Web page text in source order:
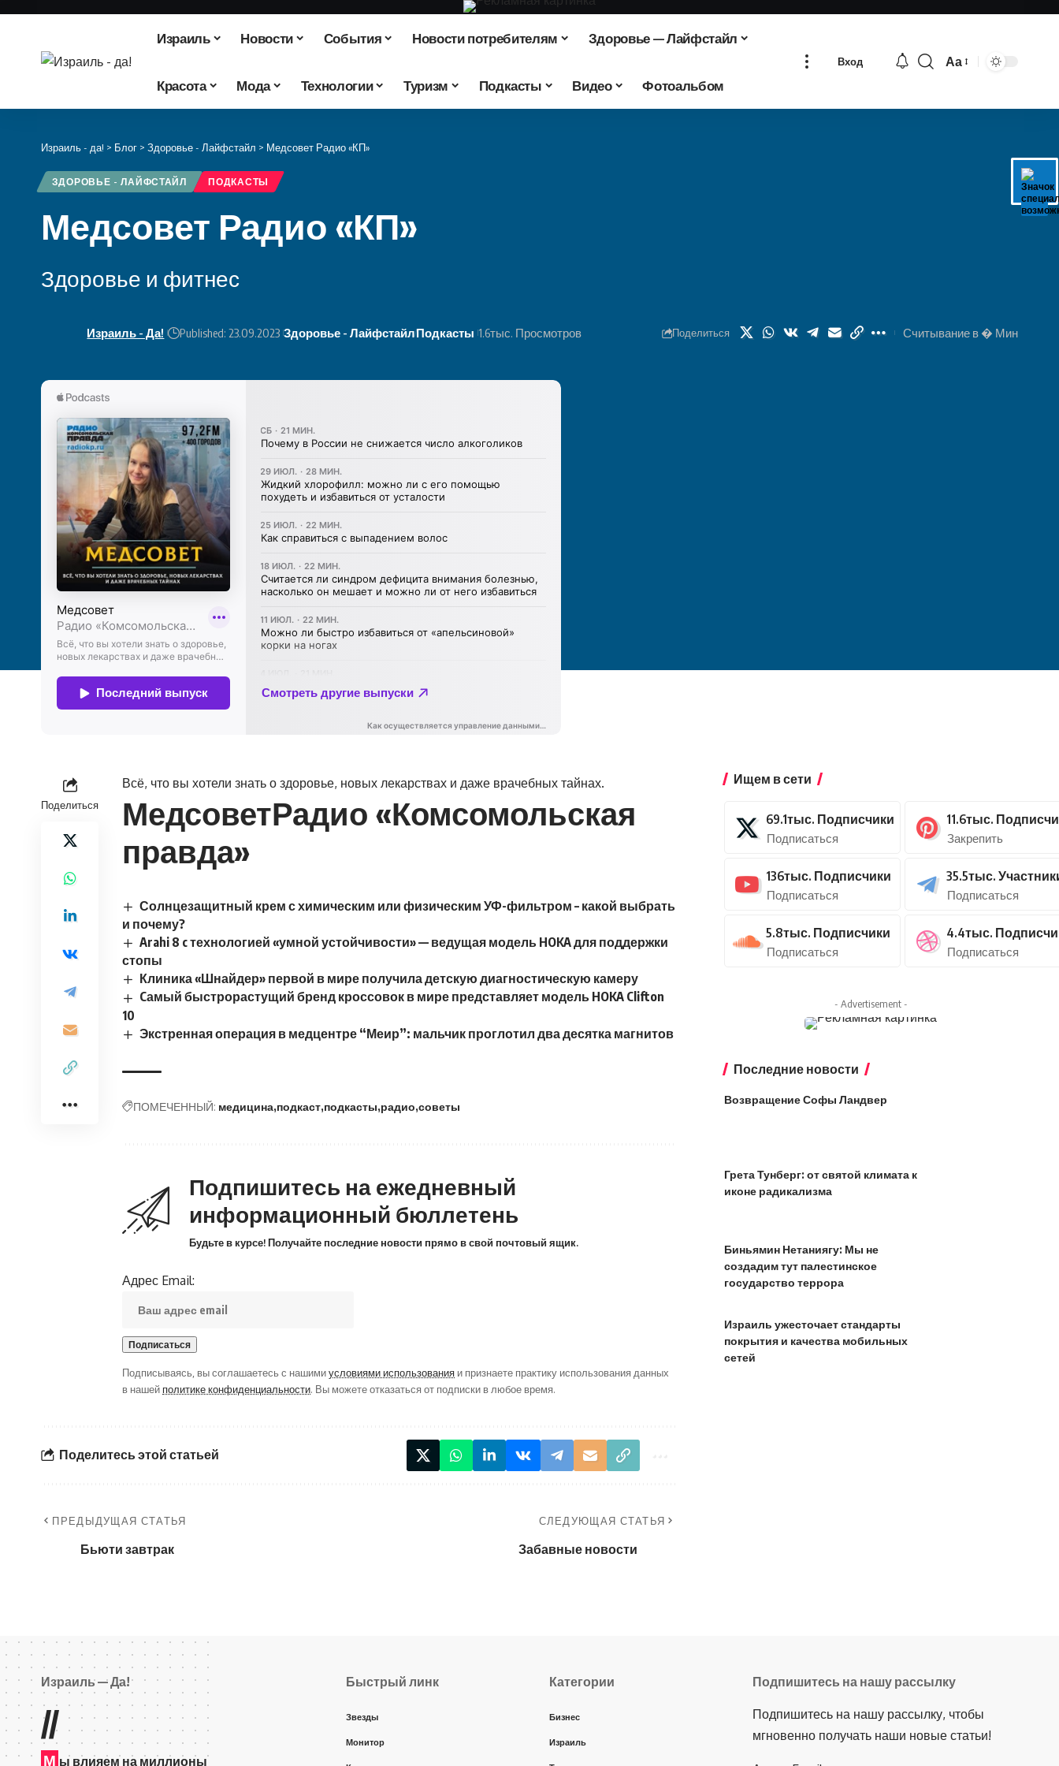
Израиль Новости События Новости потребителям Здоровье — Лайфстайл
Красота Мода Технологии Туризм Подкасты Видео Фотоальбом
Вход
Изменение
шрифта
Аа
Израиль - да! > Блог > Здоровье - Лайфстайл > Медсовет Радио «КП»
ЗДОРОВЬЕ - ЛАЙФСТАЙЛ ПОДКАСТЫ
Медсовет Радио «КП»
Здоровье и фитнес
Израиль - Да! Published: 23.09.2023 Здоровье - ЛайфстайлПодкасты 1.6тыс. Просмотров Поделиться Считывание в � Мин
Поделиться
Всё, что вы хотели знать о здоровье, новых лекарствах и даже врачебных тайнах.
МедсоветРадио «Комсомольская
правда»
Солнцезащитный крем с химическим или физическим УФ-фильтром – какой выбрать
и почему?
Arahi 8 c технологией «умной устойчивости» — ведущая модель HOKA для поддержки
стопы
Клиника «Шнайдер» первой в мире получила детскую диагностическую камеру
Cамый быстрорастущий бренд кроссовок в мире представляет модель HOKA Clifton
10
Экстренная операция в медцентре “Меир”: мальчик проглотил два десятка магнитов
ПОМЕЧЕННЫЙ: медицина подкаст подкасты радио советы
Подпишитесь на ежедневный
информационный бюллетень
Будьте в курсе! Получайте последние новости прямо в свой почтовый ящик.
Адрес Email:
Подписываясь, вы соглашаетесь с нашимиусловиями использования и признаете практику использования данных
в нашей политике конфиденциальности. Вы можете отказаться от подписки в любое время.
Поделитесь этой статьей
ПРЕДЫДУЩАЯ СТАТЬЯ
Бьюти завтрак
СЛЕДУЮЩАЯ СТАТЬЯ
Забавные новости
Ищем в сети
69.1тыс. Подписчики
Подписаться
11.6тыс.
Закрепить
136тыс. Подписчики
Подписаться
35.5тыс.
Подписаться
5.8тыс. Подписчики
Подписаться
4.4тыс.
Подписаться
- Advertisement -
Последние новости
Возвращение Софы Ландвер
Грета Тунберг: от святой климата к
иконе радикализма
Биньямин Нетаниягу: Мы не
создадим тут палестинское
государство террора
Израиль ужесточает стандарты
покрытия и качества мобильных
сетей
Израиль — Да!
//
М ы влияем на миллионы
Быстрый линк
Звезды
Монитор
Категории
Бизнес
Израиль
Подпишитесь на нашу рассылку
Подпишитесь на нашу рассылку, чтобы
мгновенно получать наши новые статьи!